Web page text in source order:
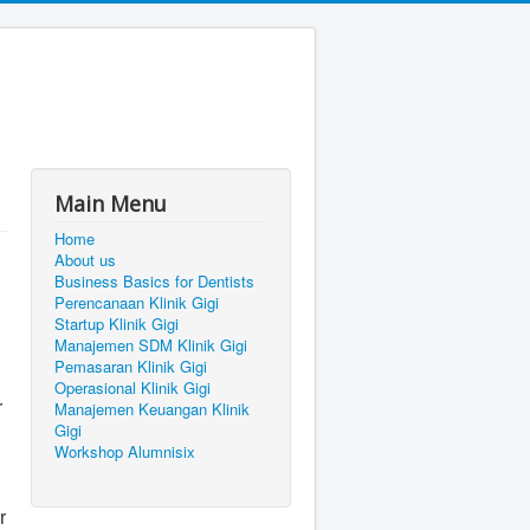
Main Menu
Home
About us
Business Basics for Dentists
Perencanaan Klinik Gigi
Startup Klinik Gigi
Manajemen SDM Klinik Gigi
Pemasaran Klinik Gigi
Operasional Klinik Gigi
Manajemen Keuangan Klinik
Gigi
Workshop Alumnisix